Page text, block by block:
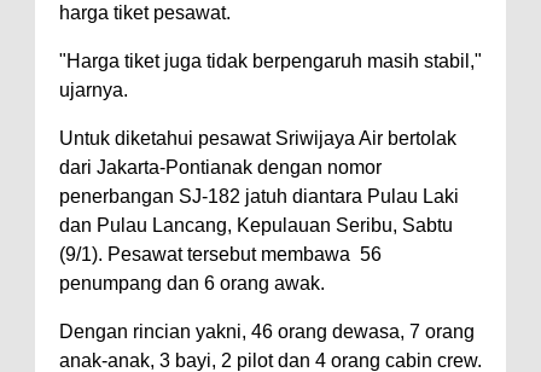
harga tiket pesawat.
"Harga tiket juga tidak berpengaruh masih stabil,"
ujarnya.
Untuk diketahui pesawat Sriwijaya Air bertolak
dari Jakarta-Pontianak dengan nomor
penerbangan SJ-182 jatuh diantara Pulau Laki
dan Pulau Lancang, Kepulauan Seribu, Sabtu
(9/1). Pesawat tersebut membawa 56
penumpang dan 6 orang awak.
Dengan rincian yakni, 46 orang dewasa, 7 orang
anak-anak, 3 bayi, 2 pilot dan 4 orang cabin crew.